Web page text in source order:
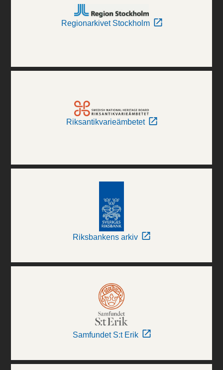
Regionarkivet Stockholm
Riksantikvarieämbetet
Riksbankens arkiv
Samfundet S:t Erik